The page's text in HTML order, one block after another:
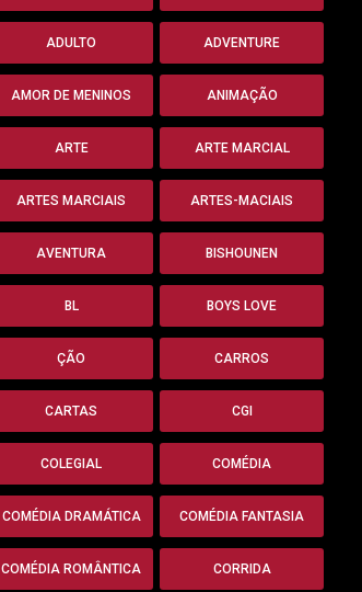
ADULTO ADVENTURE
AMOR DE MENINOS ANIMAÇÃO
ARTE ARTE MARCIAL
ARTES MARCIAIS ARTES-MACIAIS
AVENTURA BISHOUNEN
BL BOYS LOVE
ÇÃO CARROS
CARTAS CGI
COLEGIAL COMÉDIA
COMÉDIA DRAMÁTICA COMÉDIA FANTASIA
COMÉDIA ROMÂNTICA CORRIDA